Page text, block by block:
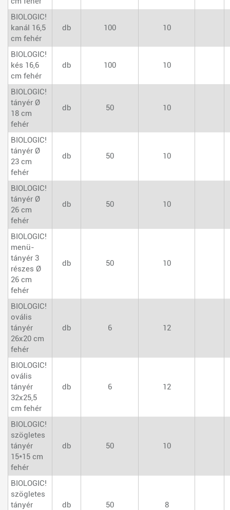
BIOLOGIC!
kanál 16,5
cm fehér
db 100 10
BIOLOGIC!
kés 16,6
cm fehér
db 100 10
BIOLOGIC!
tányér Ø
18 cm
fehér
db 50 10
BIOLOGIC!
tányér Ø
23 cm
fehér
db 50 10
BIOLOGIC!
tányér Ø
26 cm
fehér
db 50 10
BIOLOGIC!
menü-
tányér 3
részes Ø
26 cm
fehér
db 50 10
BIOLOGIC!
ovális
tányér
26x20 cm
fehér
db 6 12
BIOLOGIC!
ovális
tányér
32x25,5
cm fehér
db 6 12
BIOLOGIC!
szögletes
tányér
15*15 cm
fehér
db 50 10
BIOLOGIC!
szögletes
tányér
db 50 8